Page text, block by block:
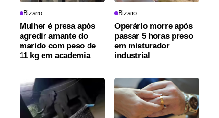
Bizarro
Mulher é presa após
agredir amante do
marido com peso de
11 kg em academia
Bizarro
Operário morre após
passar 5 horas preso
em misturador
industrial